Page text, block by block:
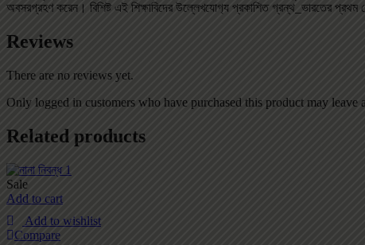
অবসরগ্রহণ করেন। বিশিষ্ট এই শিক্ষাবিদের উল্লেখযোগ‌্য প্রকাশিত গ্রন্থ_ভারতের প্রথম
Reviews
There are no reviews yet.
Only logged in customers who have purchased this product may leave
Related products
Sale
Add to cart
Add to wishlist
Compare